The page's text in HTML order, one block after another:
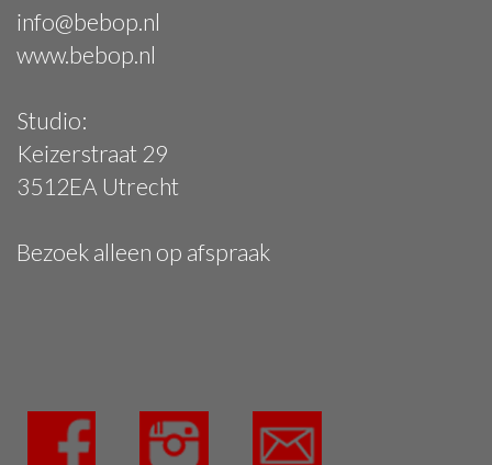
info@bebop.nl
www.bebop.nl
Studio:
Keizerstraat 29
3512EA Utrecht
Bezoek alleen op afspraak